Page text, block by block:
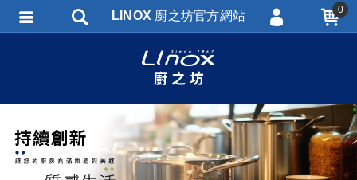
LINOX 廚之坊官方網站 0
會員註冊
忘記密碼
訂單查詢
匯款通知